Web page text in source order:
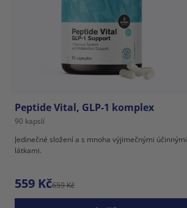
Peptide Vital, GLP-1 komplex
90 kapslí
Jedinečné složení a s mnoha výjimečnými účinnými
látkami.
559 Kč659 Kč